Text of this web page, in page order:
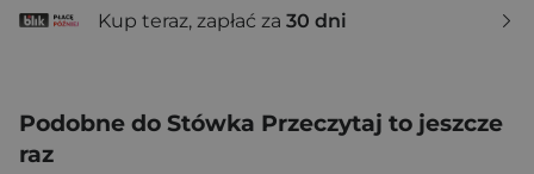
Kup teraz, zapłać za 30 dni
Podobne do Stówka Przeczytaj to jeszcze
raz